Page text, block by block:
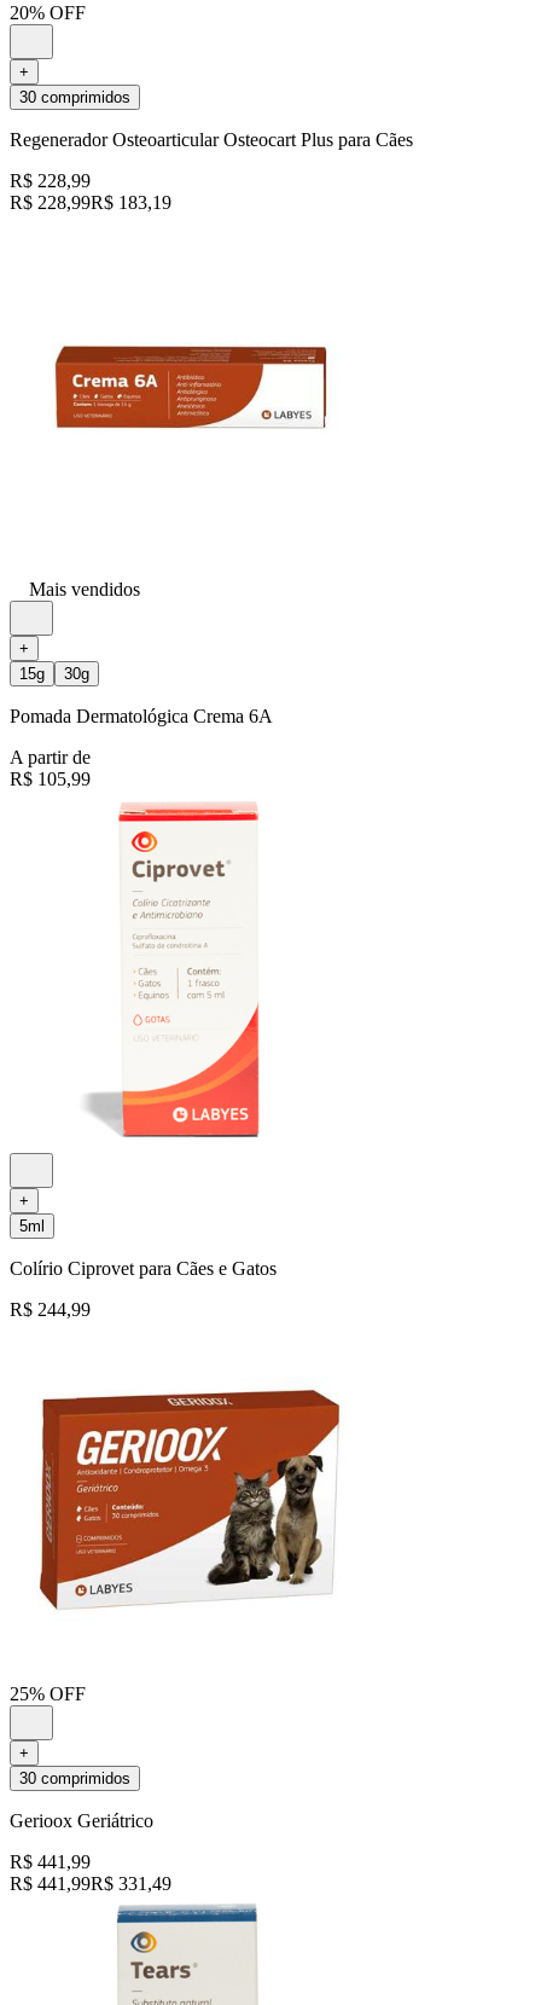
20% OFF
+
30 comprimidos
Regenerador Osteoarticular Osteocart Plus para Cães
R$ 228,99
R$ 228,99R$ 183,19
Mais vendidos
+
15g
30g
Pomada Dermatológica Crema 6A
A partir de
R$ 105,99
+
5ml
Colírio Ciprovet para Cães e Gatos
R$ 244,99
25% OFF
+
30 comprimidos
Gerioox Geriátrico
R$ 441,99
R$ 441,99R$ 331,49